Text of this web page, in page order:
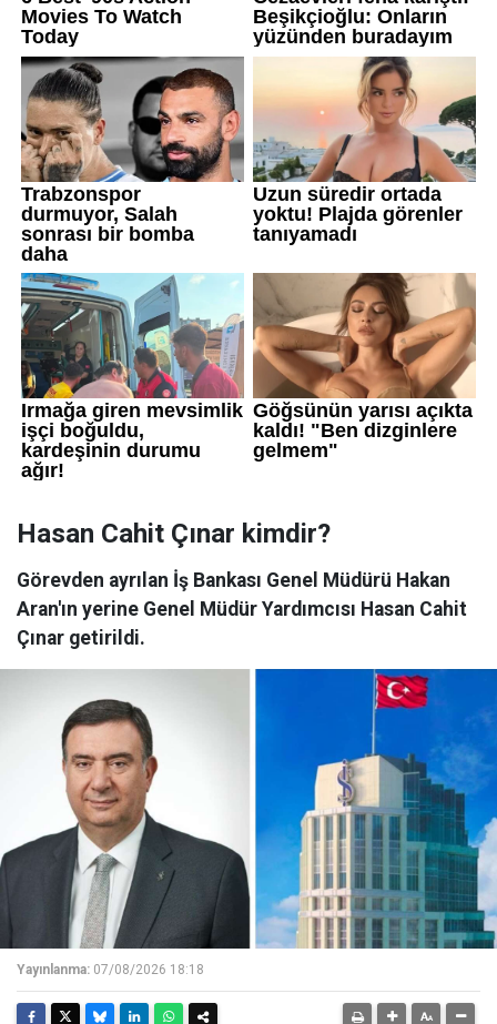
Hasan Cahit Çınar kimdir?
Görevden ayrılan İş Bankası Genel Müdürü Hakan
Aran'ın yerine Genel Müdür Yardımcısı Hasan Cahit
Çınar getirildi.
Yayınlanma: 07/08/2026 18:18